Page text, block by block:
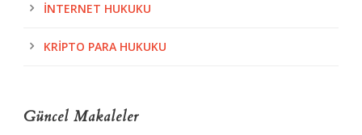
İNTERNET HUKUKU
KRIPTO PARA HUKUKU
Güncel Makaleler